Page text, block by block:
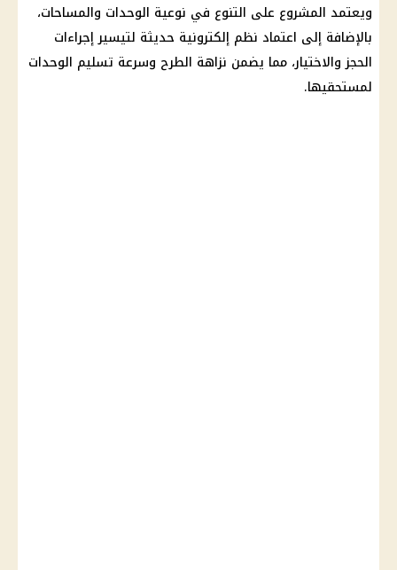
ويعتمد المشروع على التنوع في نوعية الوحدات والمساحات،
بالإضافة إلى اعتماد نظم إلكترونية حديثة لتيسير إجراءات
الحجز والاختيار، مما يضمن نزاهة الطرح وسرعة تسليم الوحدات
لمستحقيها.